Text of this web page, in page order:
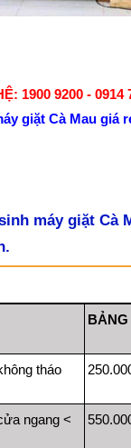
1900 9200 - 0914
giặt Cà Mau giá
máy giặt Cà
VỤ
tháo
ngang <